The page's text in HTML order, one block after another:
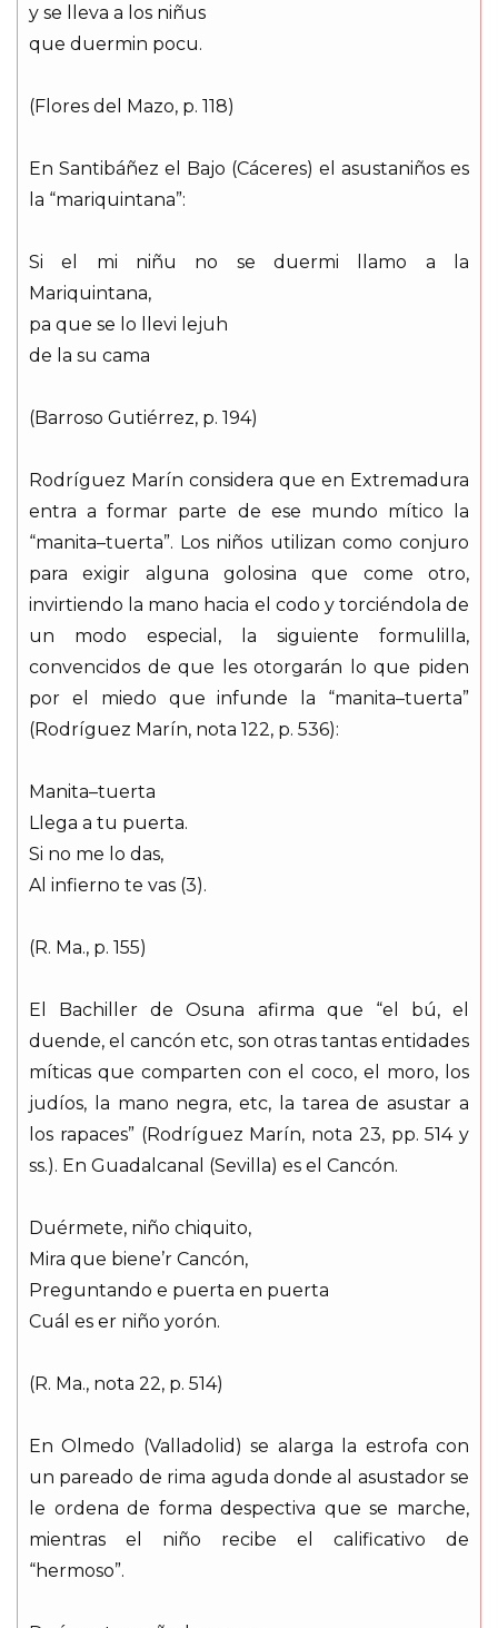
y se lleva a los niñus
que duermin pocu.
(Flores del Mazo, p. 118)
En Santibáñez el Bajo (Cáceres) el asustaniños es
la “mariquintana”:
Si el mi niñu no se duermi llamo a la
Mariquintana,
pa que se lo llevi lejuh
de la su cama
(Barroso Gutiérrez, p. 194)
Rodríguez Marín considera que en Extremadura
entra a formar parte de ese mundo mítico la
“manita–tuerta”. Los niños utilizan como conjuro
para exigir alguna golosina que come otro,
invirtiendo la mano hacia el codo y torciéndola de
un modo especial, la siguiente formulilla,
convencidos de que les otorgarán lo que piden
por el miedo que infunde la “manita–tuerta”
(Rodríguez Marín, nota 122, p. 536):
Manita–tuerta
Llega a tu puerta.
Si no me lo das,
Al infierno te vas (3).
(R. Ma., p. 155)
El Bachiller de Osuna afirma que “el bú, el
duende, el cancón etc, son otras tantas entidades
míticas que comparten con el coco, el moro, los
judíos, la mano negra, etc, la tarea de asustar a
los rapaces” (Rodríguez Marín, nota 23, pp. 514 y
ss.). En Guadalcanal (Sevilla) es el Cancón.
Duérmete, niño chiquito,
Mira que biene’r Cancón,
Preguntando e puerta en puerta
Cuál es er niño yorón.
(R. Ma., nota 22, p. 514)
En Olmedo (Valladolid) se alarga la estrofa con
un pareado de rima aguda donde al asustador se
le ordena de forma despectiva que se marche,
mientras el niño recibe el calificativo de
“hermoso”.